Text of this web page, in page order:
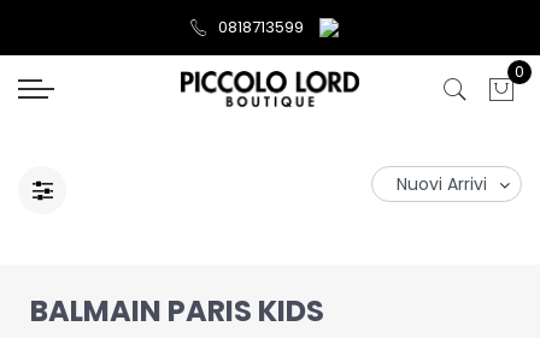
0818713599
0
BALMAIN PARIS KIDS